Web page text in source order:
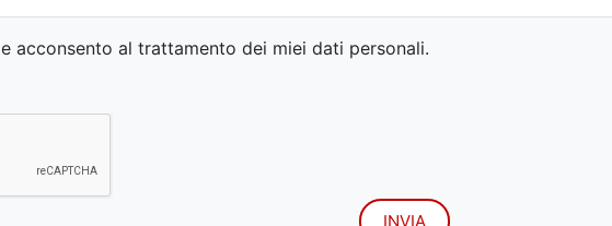
e acconsento al trattamento dei miei dati personali.